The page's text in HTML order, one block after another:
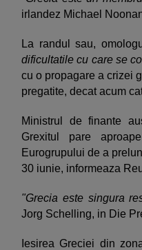
irlandez Michael
La randul sau,
dificultatile cu care se
cu o propagare a crizei
pregatite, decat acum
Ministrul de finante
Grexitul pare
Eurogrupului de a
30 iunie, informeaza
"Grecia este singura
Jorg Schelling, in Die
Iesirea Greciei din